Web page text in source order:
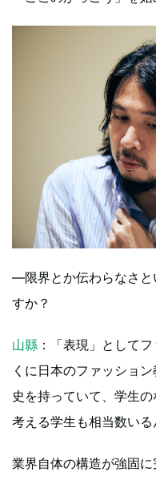
―限界とか伝わらなさと
すか？
山縣 ：「表現」として
くに日本のファッショ
史を持っていて、学生
考える学生も相当数いる
業界自体の構造が強固